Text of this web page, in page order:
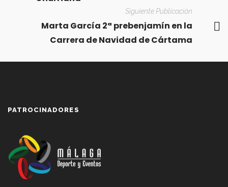
Siguiente Publicación
Marta García 2ª prebenjamín en la
Carrera de Navidad de Cártama
PATROCINADORES